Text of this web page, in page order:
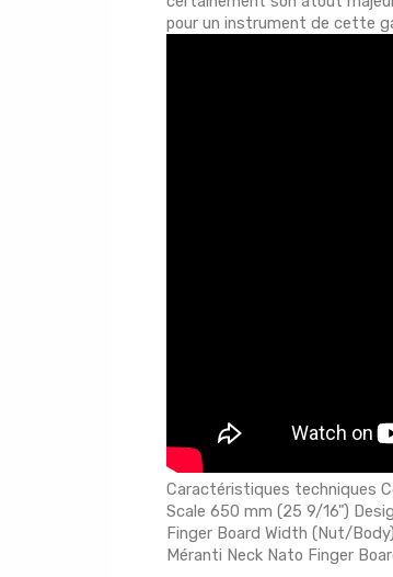
pour un instrument de cette
Caractéristiques techniques
Scale 650 mm (25 9/16")
Finger Board Width (Nut/
Méranti Neck Nato Finger